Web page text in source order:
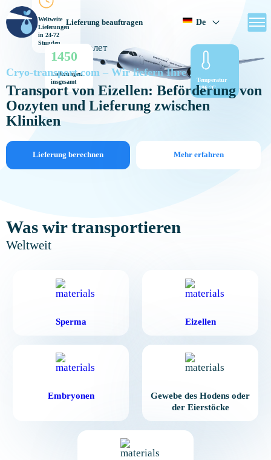
Lieferung beauftragen De
Cryo-transport.com – Wir liefern Ihre Zukunft
Transport von Eizellen: Beförderung von
Oozyten und Lieferung zwischen
Kliniken
Lieferung berechnen Mehr erfahren
Weltweite
Lieferungen
in 24-72
Stunden
1450
Lieferungen
insgesamt
Temperatur
-196 °C
Was wir transportieren
Weltweit
Sperma Eizellen
Embryonen
Gewebe des Hodens oder
der Eierstöcke